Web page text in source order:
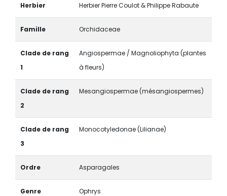
Herbier Herbier Pierre Coulot & Philippe Rabaute
Famille Orchidaceae
Clade de rang
1
Angiospermae / Magnoliophyta (plantes
à fleurs)
Clade de rang
2
Mesangiospermae (mésangiospermes)
Clade de rang
3
Monocotyledonae (Lilianae)
Ordre Asparagales
Genre Ophrys